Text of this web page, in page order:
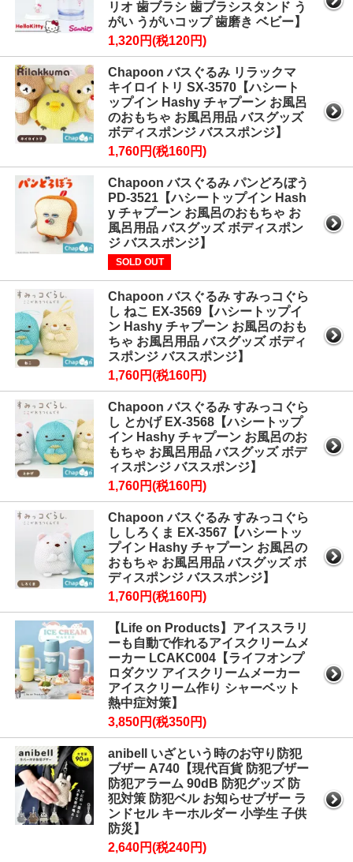
リオ 歯ブラシ 歯ブラシスタンド う
がい うがいコップ 歯磨き ベビー】
1,320円(税120円)
Chapoon バスぐるみ リラックマ
キイロイトリ SX-3570【ハシート
ップイン Hashy チャプーン お風呂
のおもちゃ お風呂用品 バスグッズ
ボディスポンジ バススポンジ】
1,760円(税160円)
Chapoon バスぐるみ パンどろぼう
PD-3521【ハシートップイン Hash
y チャプーン お風呂のおもちゃ お
風呂用品 バスグッズ ボディスポン
ジ バススポンジ】
SOLD OUT
Chapoon バスぐるみ すみっコぐら
し ねこ EX-3569【ハシートップイ
ン Hashy チャプーン お風呂のおも
ちゃ お風呂用品 バスグッズ ボディ
スポンジ バススポンジ】
1,760円(税160円)
Chapoon バスぐるみ すみっコぐら
し とかげ EX-3568【ハシートップ
イン Hashy チャプーン お風呂のお
もちゃ お風呂用品 バスグッズ ボデ
ィスポンジ バススポンジ】
1,760円(税160円)
Chapoon バスぐるみ すみっコぐら
し しろくま EX-3567【ハシートッ
プイン Hashy チャプーン お風呂の
おもちゃ お風呂用品 バスグッズ ボ
ディスポンジ バススポンジ】
1,760円(税160円)
【Life on Products】アイススラリ
ーも自動で作れるアイスクリームメ
ーカー LCAKC004【ライフオンプ
ロダクツ アイスクリームメーカー
アイスクリーム作り シャーベット
熱中症対策】
3,850円(税350円)
anibell いざという時のお守り防犯
ブザー A740【現代百貨 防犯ブザー
防犯アラーム 90dB 防犯グッズ 防
犯対策 防犯ベル お知らせブザー ラ
ンドセル キーホルダー 小学生 子供
防災】
2,640円(税240円)